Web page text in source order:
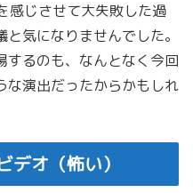
感じさせて大失敗した過
気になりませんでした。
するのも、なんとなく今回
な演出だったからかもしれ
デオ（怖い）